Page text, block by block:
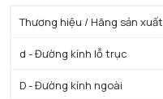
Thương hiệu / Hãng sản xuất
d - Đường kính lỗ trục
D - Đường kính ngoài